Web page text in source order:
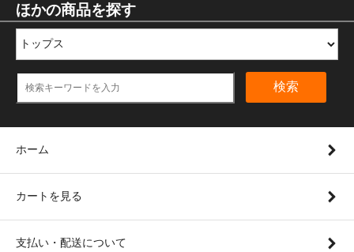
ほかの商品を探す
検索
ホーム
カートを見る
支払い・配送について